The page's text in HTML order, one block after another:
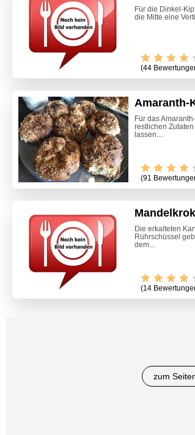
Für die Dinkel-
die Mitte eine
(44
Amaranth-
Für das
restlichen
lassen....
(91
Die erkalteten
Rührschüssel
dem...
(14
zum